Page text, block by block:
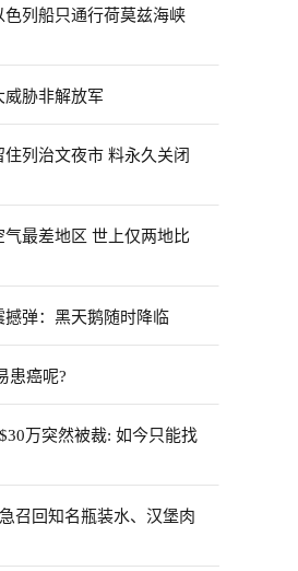
豪门圈炸开了锅。8月6日，有网友
列船只通行荷莫兹海峡
体法斯通讯社（Fars）引述一名议
胁非解放军
更该担心中共的认知作战。（美联
列治文夜市 料永久关闭
治文市官员们希望如此，他们担心
最差地区 世上仅两地比
最恶劣地区之列。目前世上只有巴
弹：黑天鹅随时降临
警报。摩根大通执行长戴蒙
患癌呢?
多了。五十岁的老张就是如此，原
万突然被裁: 如今只能找
）上，一篇关于薪资断崖式
子引...
召回知名瓶装水、汉堡肉